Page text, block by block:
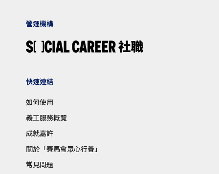
營運機構
快速連結
如何使用
義工服務概覽
成就嘉許
關於「賽馬會眾心行善」
常見問題